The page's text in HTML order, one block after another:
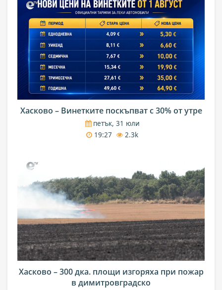
Хасково – Винетките поскъпват с 30% от утре
петък, 31 юли
19:27
2.3k
Хасково – 300 дка. площи изгоряха при пожар
в димитровградско